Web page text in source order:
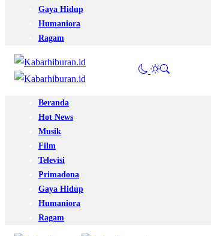
Gaya Hidup
Humaniora
Ragam
Beranda
Hot News
Musik
Film
Televisi
Primadona
Gaya Hidup
Humaniora
Ragam